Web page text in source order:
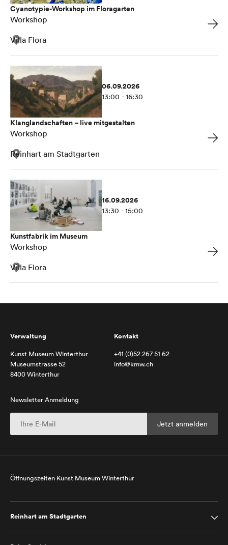
Cyanotypie-Workshop im Floragarten
Workshop
Villa Flora
06.09.2026
13:00 - 16:30
Klanglandschaften – live mitgestalten
Workshop
Reinhart am Stadtgarten
16.09.2026
13:30 - 15:00
Kunstfabrik im Museum
Workshop
Villa Flora
Verwaltung
Kunst Museum Winterthur
Museumstrasse 52
8400 Winterthur
Kontakt
+41 (0)52 267 51 62
info@kmw.ch
Newsletter Anmeldung
Öffnungszeiten Kunst Museum Winterthur
Reinhart am Stadtgarten